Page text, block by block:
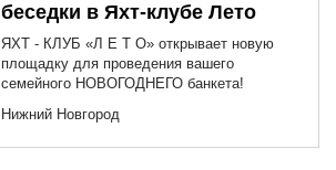
беседки в Яхт-клубе Лето
ЯХТ - КЛУБ «Л Е Т О» открывает новую
площадку для проведения вашего
семейного НОВОГОДНЕГО банкета!
Нижний Новгород